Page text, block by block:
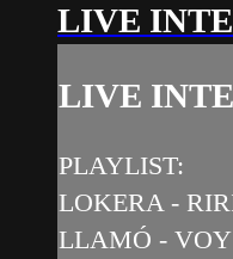
LIVE
LIVE
PLAYLIST:
LOKERA -
LLAMÓ - VOY